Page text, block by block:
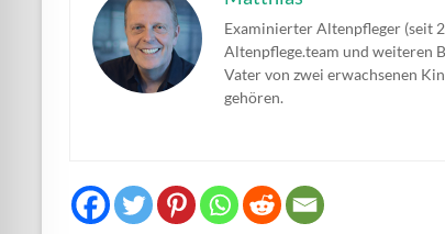
Examinierter Altenpfleger (seit
Altenpflege.team und weiteren
Vater von zwei erwachsenen
gehören.